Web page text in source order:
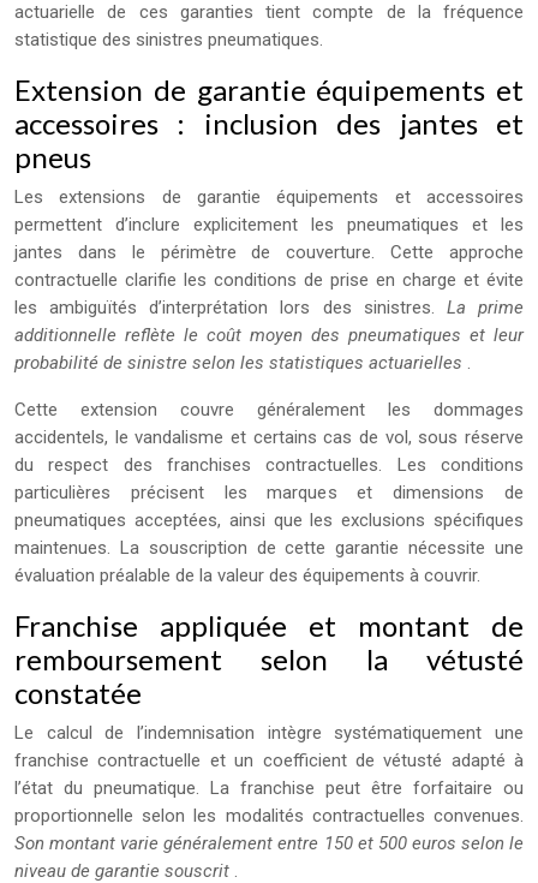
actuarielle de ces garanties tient compte de la fréquence
statistique des sinistres pneumatiques.
Extension de garantie équipements et
accessoires : inclusion des jantes et
pneus
Les extensions de garantie équipements et accessoires
permettent d’inclure explicitement les pneumatiques et les
jantes dans le périmètre de couverture. Cette approche
contractuelle clarifie les conditions de prise en charge et évite
les ambiguïtés d’interprétation lors des sinistres. La prime
additionnelle reflète le coût moyen des pneumatiques et leur
probabilité de sinistre selon les statistiques actuarielles .
Cette extension couvre généralement les dommages
accidentels, le vandalisme et certains cas de vol, sous réserve
du respect des franchises contractuelles. Les conditions
particulières précisent les marques et dimensions de
pneumatiques acceptées, ainsi que les exclusions spécifiques
maintenues. La souscription de cette garantie nécessite une
évaluation préalable de la valeur des équipements à couvrir.
Franchise appliquée et montant de
remboursement selon la vétusté
constatée
Le calcul de l’indemnisation intègre systématiquement une
franchise contractuelle et un coefficient de vétusté adapté à
l’état du pneumatique. La franchise peut être forfaitaire ou
proportionnelle selon les modalités contractuelles convenues.
Son montant varie généralement entre 150 et 500 euros selon le
niveau de garantie souscrit .